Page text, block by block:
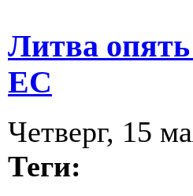
Литва
ЕС
Четверг, 15
Теги: